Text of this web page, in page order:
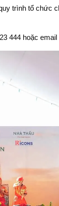
trình tổ chức
444 hoặc